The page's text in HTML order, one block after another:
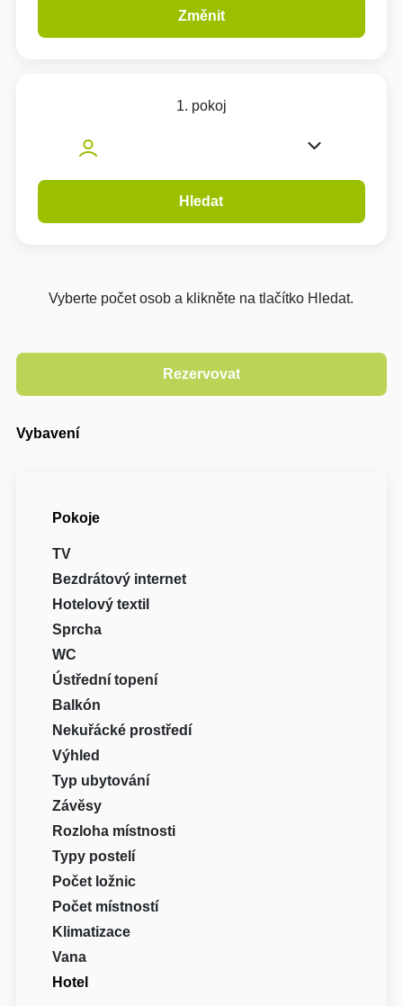
Změnit
1. pokoj
Hledat
Vyberte počet osob a klikněte na tlačítko Hledat.
Vybavení
Pokoje
TV
Bezdrátový internet
Hotelový textil
Sprcha
WC
Ústřední topení
Balkón
Nekuřácké prostředí
Výhled
Typ ubytování
Závěsy
Rozloha místnosti
Typy postelí
Počet ložnic
Počet místností
Klimatizace
Vana
Hotel